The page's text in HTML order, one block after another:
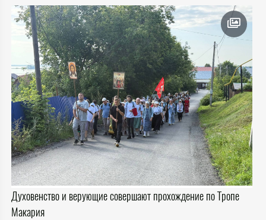
Духовенство и верующие совершают прохождение по Тропе
Макария